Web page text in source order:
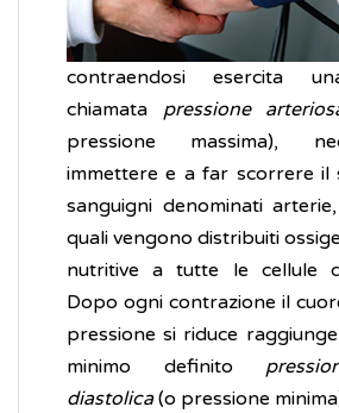
contraendosi esercita
chiamata pressione
pressione massima),
immettere e a far scorrere il
sanguigni denominati
quali vengono distribuiti
nutritive a tutte le cellule
Dopo ogni contrazione il
pressione si riduce
minimo definito
diastolica(o pressione